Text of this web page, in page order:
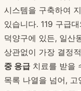
시스템을 구축하여
있습니다. 119 구급
덕양구에 있든, 일산
상관없이 가장 결정
중 응급 치료를 받을
목록 나열을 넘어,